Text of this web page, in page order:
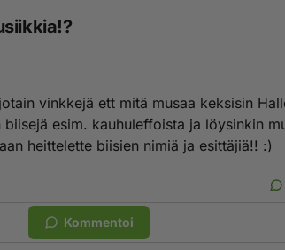
vinkkejä ett mitä musaa keksisin
esim. kauhuleffoista ja löysinkin
heittelette biisien nimiä ja esittäjiä!! :)
Kommentoi